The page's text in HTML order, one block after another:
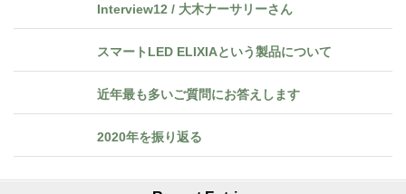
Interview12 / 大木ナーサリーさん
スマートLED ELIXIAという製品について
近年最も多いご質問にお答えします
2020年を振り返る